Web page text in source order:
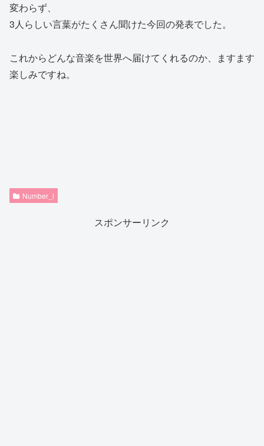
変わらず、
3人らしい言葉がたくさん聞けた今回の発表でした。
これからどんな音楽を世界へ届けてくれるのか、ますます
楽しみですね。
Number_i
スポンサーリンク